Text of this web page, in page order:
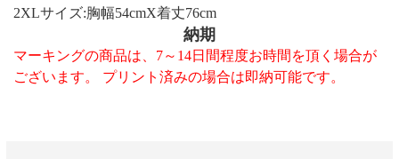
2XLサイズ:胸幅54cmX着丈76cm
納期
マーキングの商品は、7～14日間程度お時間を頂く場合が
ございます。 プリント済みの場合は即納可能です。